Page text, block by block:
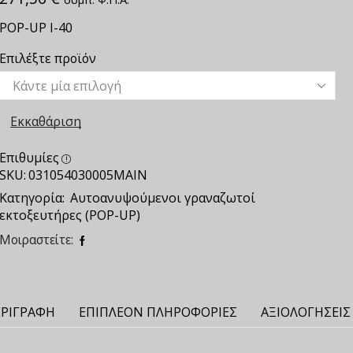
ΡΟΡ-UP Ι-40
Επιλέξτε προϊόν
Εκκαθάριση
Επιθυμίες
SKU:031054030005ΜΑΙΝ
Κατηγορία: Αυτοανυψούμενοι γραναζωτοί
εκτοξευτήρες (POP-UP)
Μοιραστείτε:
ΕΠΙΠΛΈΟΝ ΠΛΗΡΟΦΟΡΊΕΣ ΑΞΙΟΛΟΓΉΣΕΙΣ